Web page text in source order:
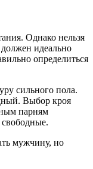
Однако нельзя
идеально
определиться
сильного пола.
Выбор кроя
парням
мужчину, но